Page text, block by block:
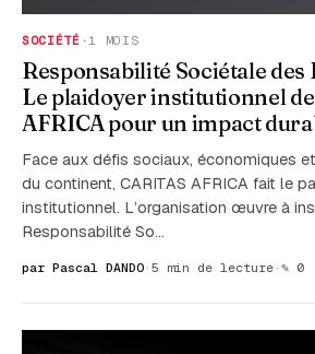
SOCIÉTÉ · 1 MOIS
Responsabilité Sociétale des
Le plaidoyer institutionnel
AFRICA pour un impact
Face aux défis sociaux, économiques
du continent, CARITAS AFRICA fait le
institutionnel. L’organisation œuvre à
Responsabilité So…
par Pascal DANDO · 5 min de lecture · ✎ 0